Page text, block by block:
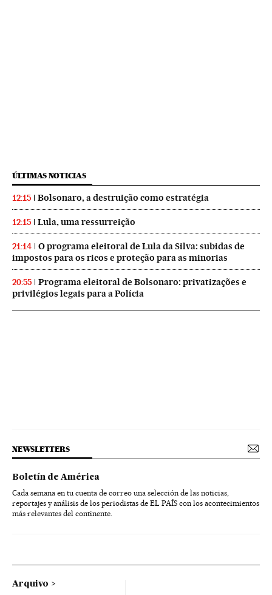
ÚLTIMAS NOTICIAS
12:15 Bolsonaro, a destruição como estratégia
12:15 Lula, uma ressurreição
21:14
O programa eleitoral de Lula da Silva: subidas de
impostos para os ricos e proteção para as minorias
20:55
Programa eleitoral de Bolsonaro: privatizações e
privilégios legais para a Polícia
NEWSLETTERS
Boletín de América
Cada semana en tu cuenta de correo una selección de las noticias,
reportajes y análisis de los periodistas de EL PAÍS con los acontecimientos
más relevantes del continente.
Arquivo